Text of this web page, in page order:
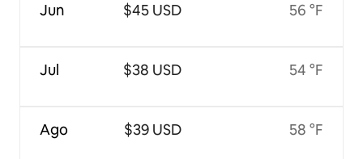
Jun
Jul
Ago
$45 USD
$38 USD
$39 USD
56 °F
54 °F
58 °F